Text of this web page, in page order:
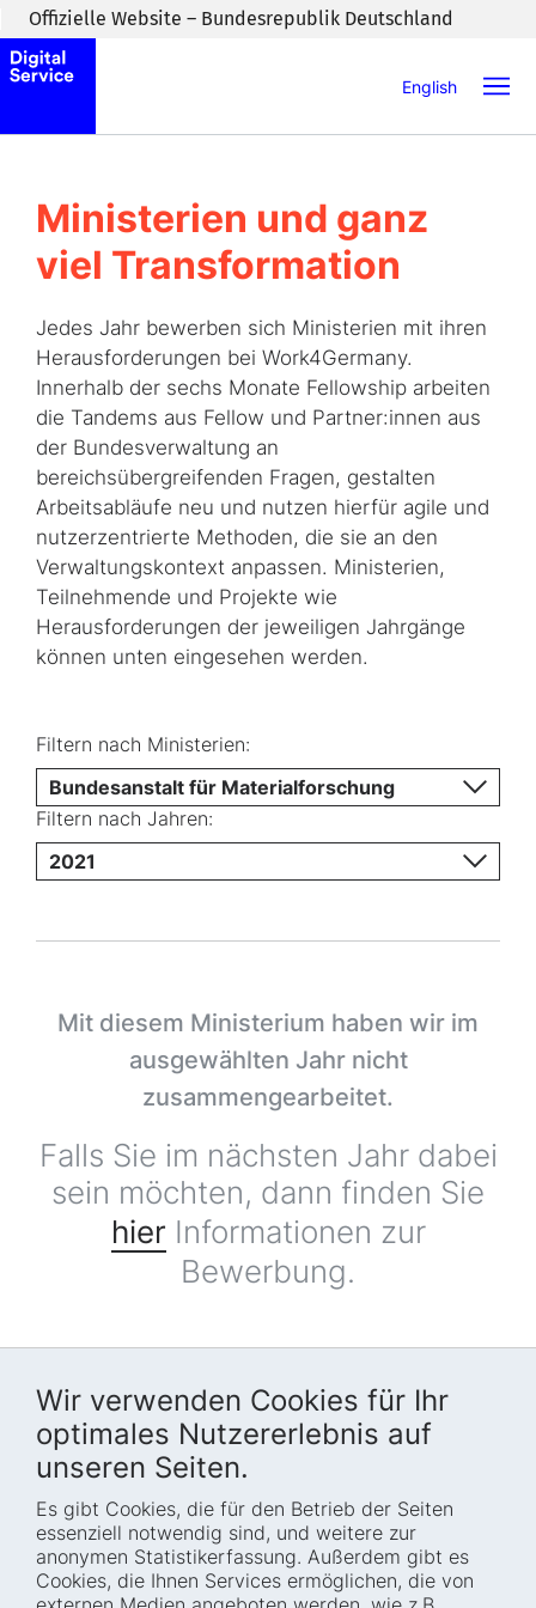
Wir verwenden Cookies für Ihr
optimales Nutzererlebnis auf
unseren Seiten.
Es gibt Cookies, die für den Betrieb der Seiten
essenziell notwendig sind, und weitere zur
anonymen Statistikerfassung. Außerdem gibt es
Cookies, die Ihnen Services ermöglichen, die von
Zum Inhaltsbereich wechseln
Offizielle Website – Bundesrepublik Deutschland
English
Ministerien und ganz
viel Transformation
Jedes Jahr bewerben sich Ministerien mit ihren
Herausforderungen bei Work4Germany.
Innerhalb der sechs Monate Fellowship arbeiten
die Tandems aus Fellow und Partner:innen aus
der Bundesverwaltung an
bereichsübergreifenden Fragen, gestalten
Arbeitsabläufe neu und nutzen hierfür agile und
nutzerzentrierte Methoden, die sie an den
Verwaltungskontext anpassen. Ministerien,
Teilnehmende und Projekte wie
Herausforderungen der jeweiligen Jahrgänge
können unten eingesehen werden.
Filtern nach Ministerien:
Bundesanstalt für Materialforschung
Filtern nach Jahren:
2021
Mit diesem Ministerium haben wir im
ausgewählten Jahr nicht
zusammengearbeitet.
Falls Sie im nächsten Jahr dabei
sein möchten, dann finden Sie
hier Informationen zur
Bewerbung.
Startseite
Wer wir sind
Wie wir arbeiten
Blog
Presse
Termine